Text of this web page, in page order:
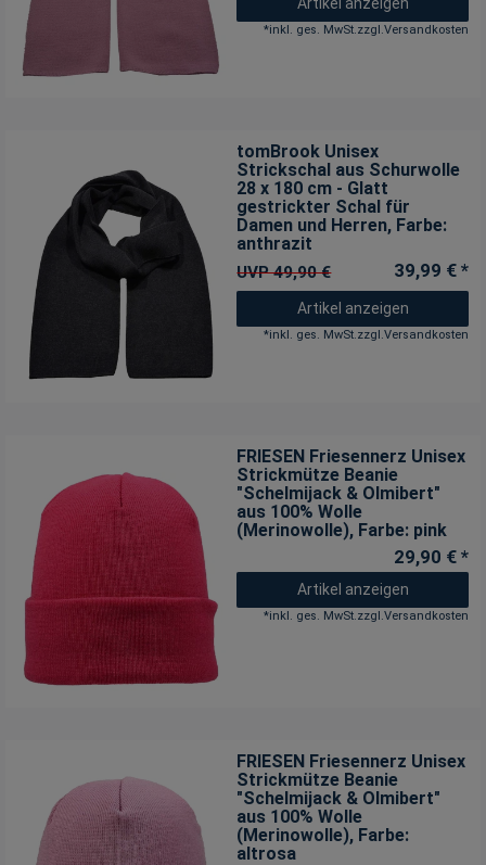
Artikel anzeigen
*inkl. ges. MwSt.zzgl.Versandkosten
tomBrook Unisex
Strickschal aus Schurwolle
28 x 180 cm - Glatt
gestrickter Schal für
Damen und Herren, Farbe:
anthrazit
UVP 49,90 € 39,99 € *
Artikel anzeigen
*inkl. ges. MwSt.zzgl.Versandkosten
FRIESEN Friesennerz Unisex
Strickmütze Beanie
"Schelmijack & Olmibert"
aus 100% Wolle
(Merinowolle), Farbe: pink
29,90 € *
Artikel anzeigen
*inkl. ges. MwSt.zzgl.Versandkosten
FRIESEN Friesennerz Unisex
Strickmütze Beanie
"Schelmijack & Olmibert"
aus 100% Wolle
(Merinowolle), Farbe:
altrosa